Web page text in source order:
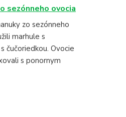
sezónneho ovocia
zo sezónneho
marhule s
čučoriedkou. Ovocie
s ponornym